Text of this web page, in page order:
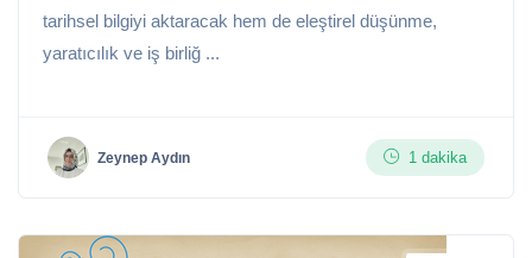
tarihsel bilgiyi aktaracak hem de eleştirel düşünme,
yaratıcılık ve iş birliğ ...
Zeynep Aydın 1 dakika